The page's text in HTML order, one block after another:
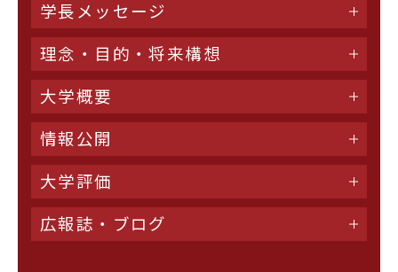
学長メッセージ
理念・目的・将来構想
大学概要
情報公開
大学評価
広報誌・ブログ